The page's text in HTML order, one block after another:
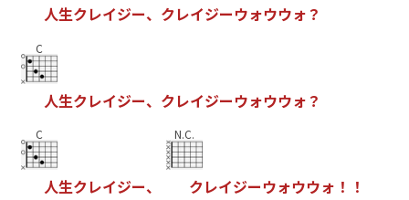
人生クレイジー、 クレイジーウォウウォ ？
C
人生クレイジー、 クレイジーウォウウォ ？
C
人生クレイジー、
N.C.
クレイジーウォウウォ ！ ！